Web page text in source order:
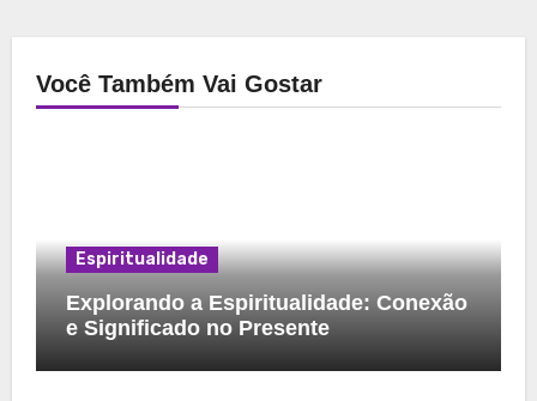
Você Também Vai Gostar
Espiritualidade
Explorando a Espiritualidade: Conexão
e Significado no Presente